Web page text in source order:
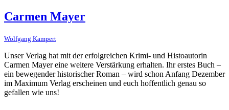
Carmen Mayer
Wolfgang Kampert
Unser Verlag hat mit der erfolgreichen Krimi- und Histoautorin
Carmen Mayer eine weitere Verstärkung erhalten. Ihr erstes Buch –
ein bewegender historischer Roman – wird schon Anfang Dezember
im Maximum Verlag erscheinen und euch hoffentlich genau so
gefallen wie uns!